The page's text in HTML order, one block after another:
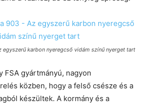
egyszerű karbon nyeregcső vidám színű nyerget tart
FSA gyártmányú, nagyon
közben, hogy a felső csésze és a
készültek. A kormány és a